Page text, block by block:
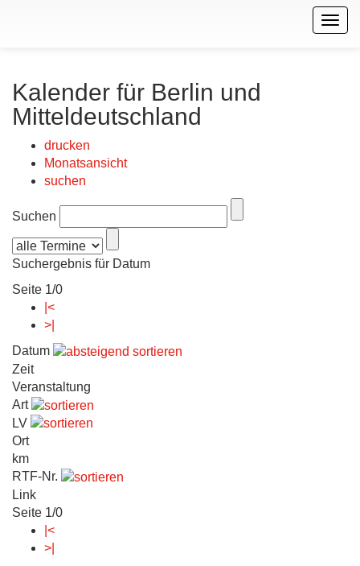
Kalender für Berlin und
Mitteldeutschland
drucken
Monatsansicht
suchen
Suchen
Suchergebnis für Datum
Seite 1/0
|<
>|
Datum
Zeit
Veranstaltung
Art
LV
Ort
km
RTF-Nr.
Link
Seite 1/0
|<
>|